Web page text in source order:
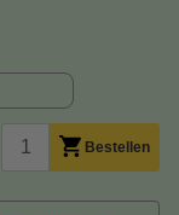
Bestellen